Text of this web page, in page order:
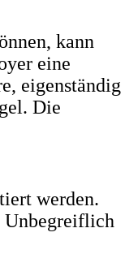
kann
eine
eigenständig
Die
werden.
Unbegreiflich